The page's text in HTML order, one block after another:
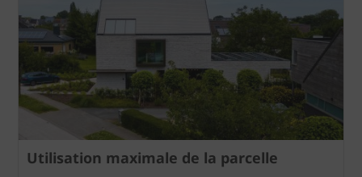
Utilisation maximale de la parcelle